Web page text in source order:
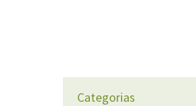
Categorias